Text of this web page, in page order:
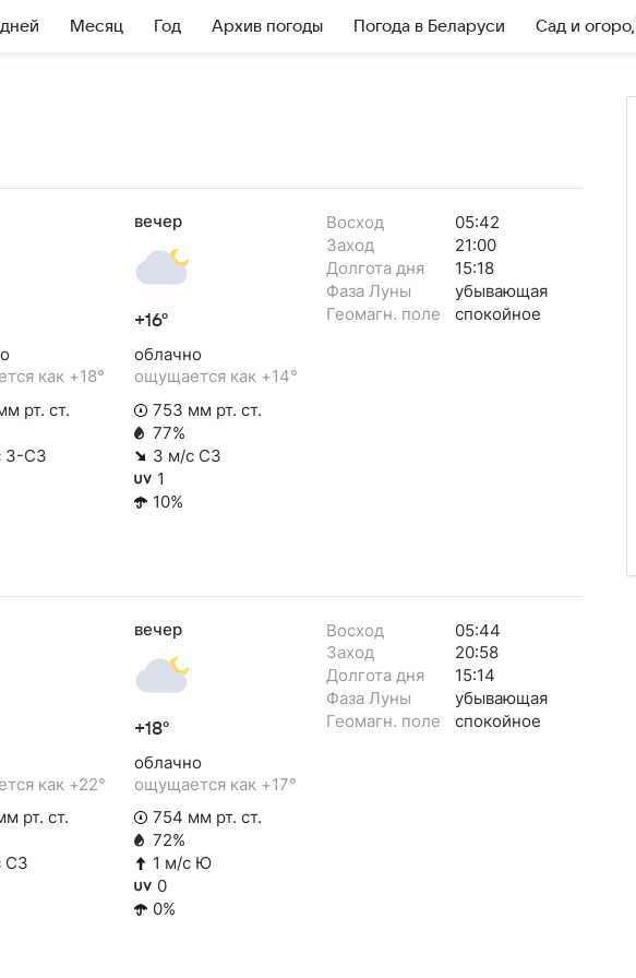
Месяц Год Архив погоды Погода в Беларуси Сад и огород
как +18°
рт. ст.
З-СЗ
вечер
+16°
облачно
ощущается как +14°
753 мм рт. ст.
77%
3 м/с СЗ
1
10%
Восход
05:42
Заход
21:00
Долгота дня
15:18
Фаза Луны
убывающая
Геомагн. поле
спокойное
как +22°
рт. ст.
СЗ
вечер
+18°
облачно
ощущается как +17°
754 мм рт. ст.
72%
1 м/с Ю
0
0%
Восход
05:44
Заход
20:58
Долгота дня
15:14
Фаза Луны
убывающая
Геомагн. поле
спокойное